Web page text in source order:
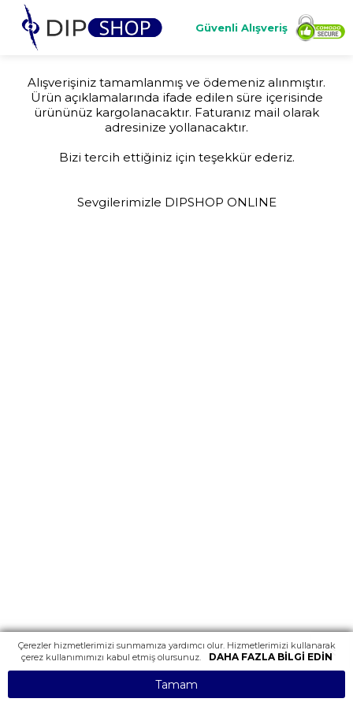
Güvenli Alışveriş
Alışverişiniz tamamlanmış ve ödemeniz alınmıştır.
Ürün açıklamalarında ifade edilen süre içerisinde
ürününüz kargolanacaktır. Faturanız mail olarak
adresinize yollanacaktır.
Bizi tercih ettiğiniz için teşekkür ederiz.
Sevgilerimizle DIPSHOP ONLINE
Çerezler hizmetlerimizi sunmamıza yardımcı olur. Hizmetlerimizi kullanarak
çerez kullanımımızı kabul etmiş olursunuz.
DAHA FAZLA BILGI EDIN
Tamam